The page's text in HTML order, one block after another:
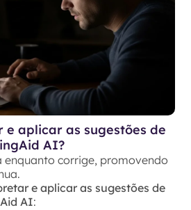
aplicar as sugestões de
AI?
enquanto corrige, promovendo
e aplicar as sugestões de
AI: